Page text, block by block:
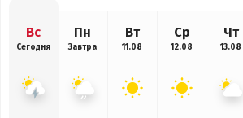
Вс
Сегодня
Пн
Завтра
Вт
11.08
Ср
12.08
Чт
13.08